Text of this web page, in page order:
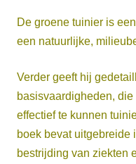
De groene tuinier is
een natuurlijke,
Verder geeft hij
basisvaardigheden,
effectief te kunnen
boek bevat uitgebreide
bestrijding van ziekten